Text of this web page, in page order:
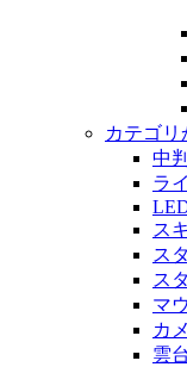
カテゴリ
中
ラ
ス
ス
ス
マ
カ
雲台